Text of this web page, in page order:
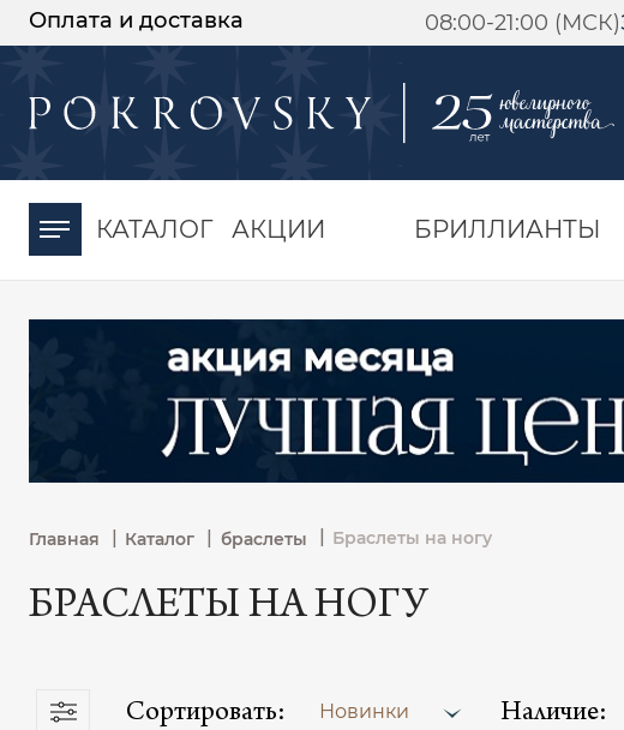
Оплата и доставка 08:00-21:00 (МСК)
КАТАЛОГ АКЦИИ БРИЛЛИАНТЫ
Главная | Каталог | браслеты Браслеты на ногу
БРАСЛЕТЫ НА НОГУ
Сортировать: Новинки Наличие:
-30%
момента оплаты